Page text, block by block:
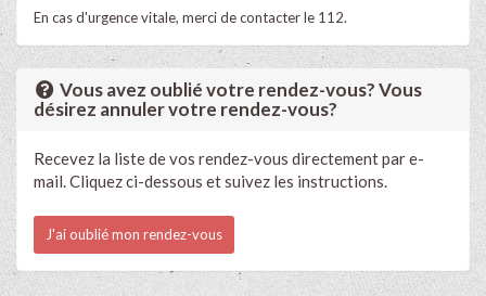
En cas d'urgence vitale, merci de contacter le 112.
Vous avez oublié votre rendez-vous? Vous
désirez annuler votre rendez-vous?
Recevez la liste de vos rendez-vous directement par e-
mail. Cliquez ci-dessous et suivez les instructions.
J'ai oublié mon rendez-vous